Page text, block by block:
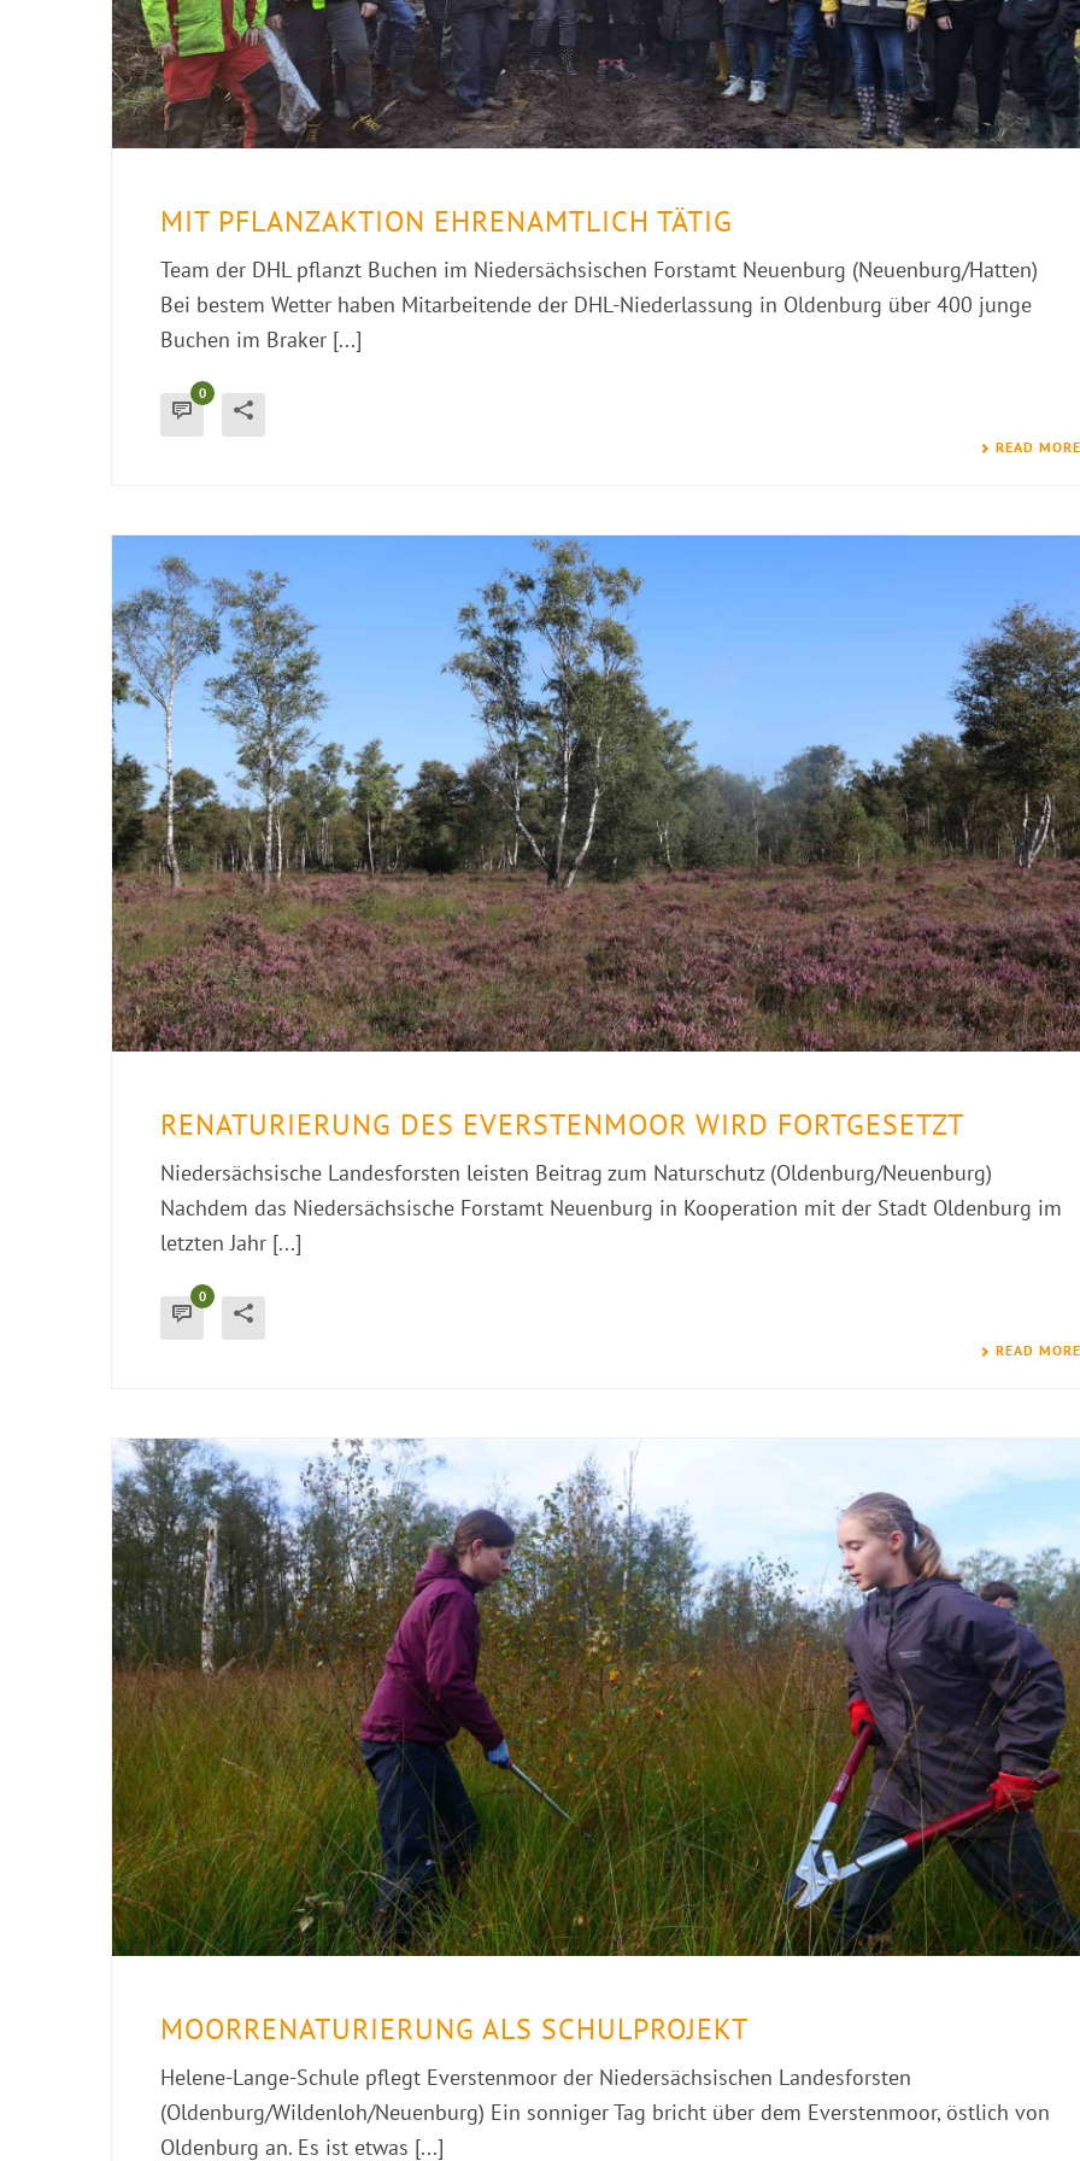
MIT PFLANZAKTION EHRENAMTLICH TÄTIG
Team der DHL pflanzt Buchen im Niedersächsischen Forstamt Neuenburg (Neuenburg/Hatten)
Bei bestem Wetter haben Mitarbeitende der DHL-Niederlassung in Oldenburg über 400 junge
Buchen im Braker [...]
0
READ MORE
RENATURIERUNG DES EVERSTENMOOR WIRD FORTGESETZT
Niedersächsische Landesforsten leisten Beitrag zum Naturschutz (Oldenburg/Neuenburg)
Nachdem das Niedersächsische Forstamt Neuenburg in Kooperation mit der Stadt Oldenburg im
letzten Jahr [...]
0
READ MORE
MOORRENATURIERUNG ALS SCHULPROJEKT
Helene-Lange-Schule pflegt Everstenmoor der Niedersächsischen Landesforsten
(Oldenburg/Wildenloh/Neuenburg) Ein sonniger Tag bricht über dem Everstenmoor, östlich von
Oldenburg an. Es ist etwas [...]